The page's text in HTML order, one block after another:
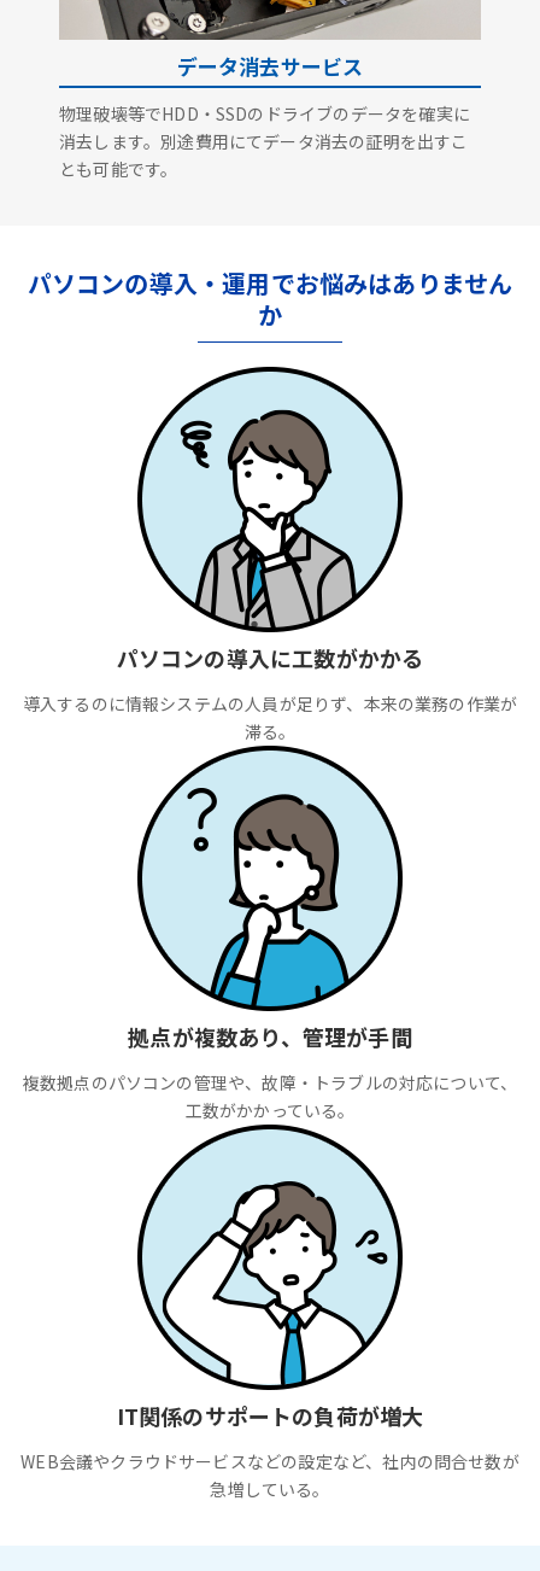
データ消去サービス
物理破壊等でHDD・SSDのドライブのデータを確実に
消去します。別途費用にてデータ消去の証明を出すこ
とも可能です。
パソコンの導入・運用でお悩みはありません
か
パソコンの導入に工数がかかる
導入するのに情報システムの人員が足りず、本来の業務の作業が
滞る。
拠点が複数あり、管理が手間
複数拠点のパソコンの管理や、故障・トラブルの対応について、
工数がかかっている。
IT関係のサポートの負荷が増大
WEB会議やクラウドサービスなどの設定など、社内の問合せ数が
急増している。